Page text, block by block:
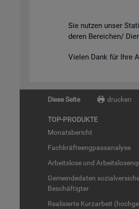
Sie nut­zen unser
de­ren Be­rei­chen/
Vie­len Dank für Ihre
Diese Seite drucken
TOP-PRO­DUK­TE
Mo­nats­be­richt
Fach­kräf­te­eng­pass­ana­ly­se
Ar­beits­lo­se und
Ge­mein­de­da­ten
Be­schäf­tig­ter
Rea­li­sier­te Kurz­ar­beit